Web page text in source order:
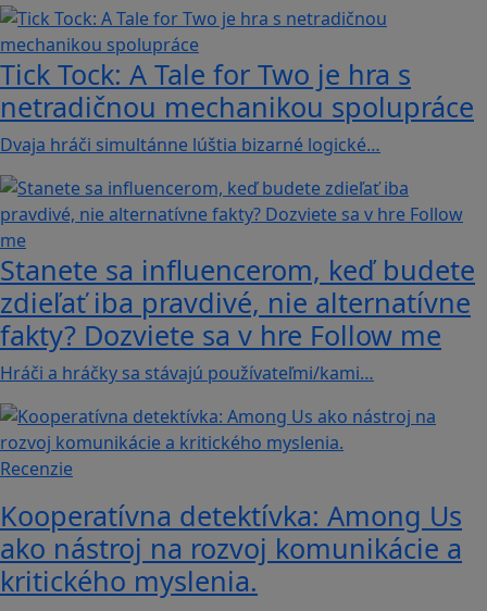
Tick Tock: A Tale for Tw‪o je hra s
netradičnou mechanikou spolupráce
Dvaja hráči simultánne lúštia bizarné logické…
Stanete sa influencerom, keď budete
zdieľať iba pravdivé, nie alternatívne
fakty? Dozviete sa v hre Follow me
Hráči a hráčky sa stávajú používateľmi/kami…
Recenzie
Kooperatívna detektívka: Among Us
ako nástroj na rozvoj komunikácie a
kritického myslenia.